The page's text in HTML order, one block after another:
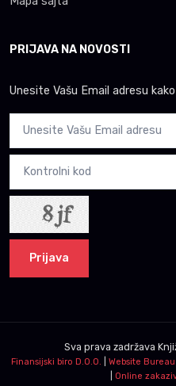
PRIJAVA NA NOVOSTI
Unesite Vašu Email adresu
Prijava
Sva prava zadržava
Finansijski biro D.O.O. Website Bureau
Online